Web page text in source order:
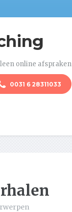
online afspraken
0031 6 28311033